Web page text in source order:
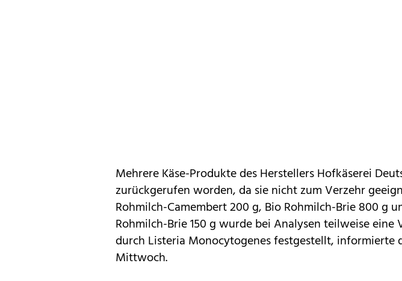
Mehrere Käse-Produkte des Herstellers Hofkäserei
zurückgerufen worden, da sie nicht zum Verzehr
Rohmilch-Camembert 200 g, Bio Rohmilch-Brie 800 g
Rohmilch-Brie 150 g wurde bei Analysen teilweise eine
durch Listeria Monocytogenes festgestellt, informierte
Mittwoch.